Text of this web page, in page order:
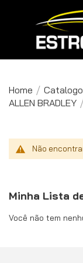
Home Catalogo
ALLEN BRADLEY
Não
Minha Lista
Você não tem